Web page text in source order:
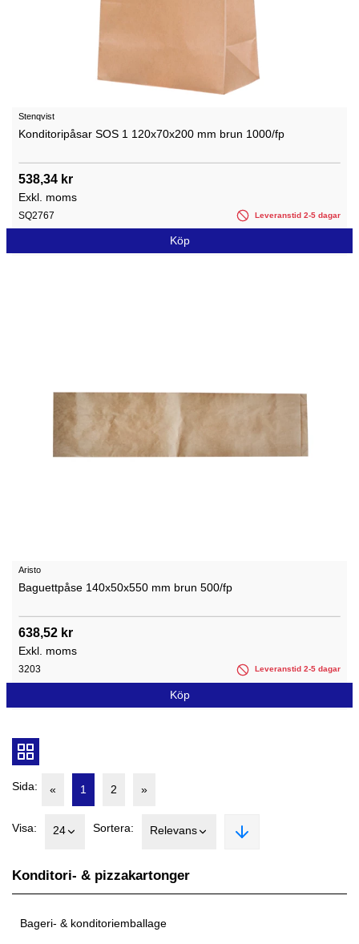
Konditori- & pizzakartonger
Bageri- & konditoriemballage
Stenqvist
Konditoripåsar SOS 1 120x70x200 mm brun 1000/fp
538,34 kr
Exkl. moms
SQ2767 Leveranstid 2-5 dagar
Köp
Aristo
Baguettpåse 140x50x550 mm brun 500/fp
638,52 kr
Exkl. moms
3203 Leveranstid 2-5 dagar
Köp
Sida: « 1 2 »
Visa: 24 Sortera: Relevans